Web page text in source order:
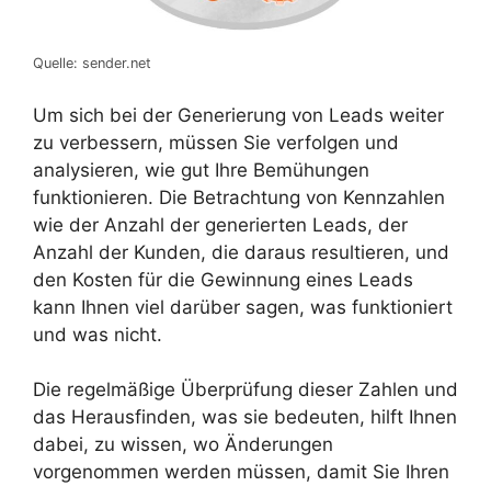
Quelle: sender.net
Um sich bei der Generierung von Leads weiter
zu verbessern, müssen Sie verfolgen und
analysieren, wie gut Ihre Bemühungen
funktionieren. Die Betrachtung von Kennzahlen
wie der Anzahl der generierten Leads, der
Anzahl der Kunden, die daraus resultieren, und
den Kosten für die Gewinnung eines Leads
kann Ihnen viel darüber sagen, was funktioniert
und was nicht.
Die regelmäßige Überprüfung dieser Zahlen und
das Herausfinden, was sie bedeuten, hilft Ihnen
dabei, zu wissen, wo Änderungen
vorgenommen werden müssen, damit Sie Ihren